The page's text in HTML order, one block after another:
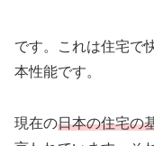
です。これは住宅で
本性能です。
現在の日本の住宅の